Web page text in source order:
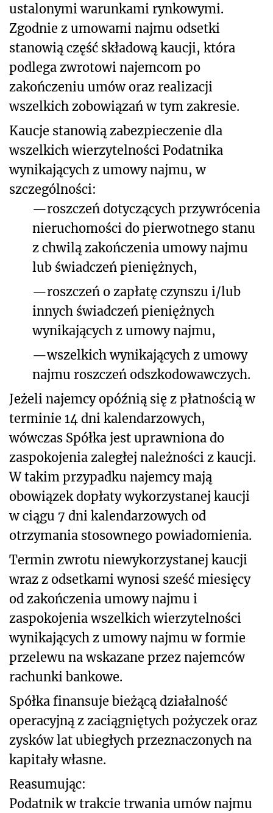
ustalonymi warunkami rynkowymi.
Zgodnie z umowami najmu odsetki
stanowią część składową kaucji, która
podlega zwrotowi najemcom po
zakończeniu umów oraz realizacji
wszelkich zobowiązań w tym zakresie.
Kaucje stanowią zabezpieczenie dla
wszelkich wierzytelności Podatnika
wynikających z umowy najmu, w
szczególności:
—roszczeń dotyczących przywrócenia
nieruchomości do pierwotnego stanu
z chwilą zakończenia umowy najmu
lub świadczeń pieniężnych,
—roszczeń o zapłatę czynszu i/lub
innych świadczeń pieniężnych
wynikających z umowy najmu,
—wszelkich wynikających z umowy
najmu roszczeń odszkodowawczych.
Jeżeli najemcy opóźnią się z płatnością w
terminie 14 dni kalendarzowych,
wówczas Spółka jest uprawniona do
zaspokojenia zaległej należności z kaucji.
W takim przypadku najemcy mają
obowiązek dopłaty wykorzystanej kaucji
w ciągu 7 dni kalendarzowych od
otrzymania stosownego powiadomienia.
Termin zwrotu niewykorzystanej kaucji
wraz z odsetkami wynosi sześć miesięcy
od zakończenia umowy najmu i
zaspokojenia wszelkich wierzytelności
wynikających z umowy najmu w formie
przelewu na wskazane przez najemców
rachunki bankowe.
Spółka finansuje bieżącą działalność
operacyjną z zaciągniętych pożyczek oraz
zysków lat ubiegłych przeznaczonych na
kapitały własne.
Reasumując:
Podatnik w trakcie trwania umów najmu